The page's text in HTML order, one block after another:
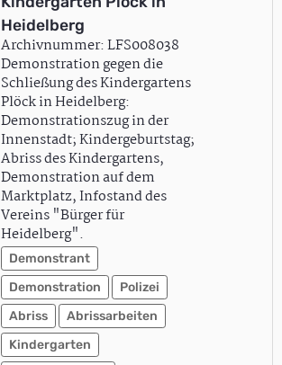
Heidelberg
Archivnummer: LFS008038
Demonstration gegen die
Schließung des Kindergartens
Plöck in Heidelberg:
Demonstrationszug in der
Innenstadt; Kindergeburtstag;
Abriss des Kindergartens,
Demonstration auf dem
Marktplatz, Infostand des
Vereins "Bürger für
Heidelberg".
Demonstrant
Demonstration
Polizei
Abriss
Abrissarbeiten
Kindergarten